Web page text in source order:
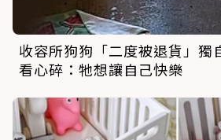
收容所狗狗「二度被退貨」獨
看心碎：牠想讓自己快樂